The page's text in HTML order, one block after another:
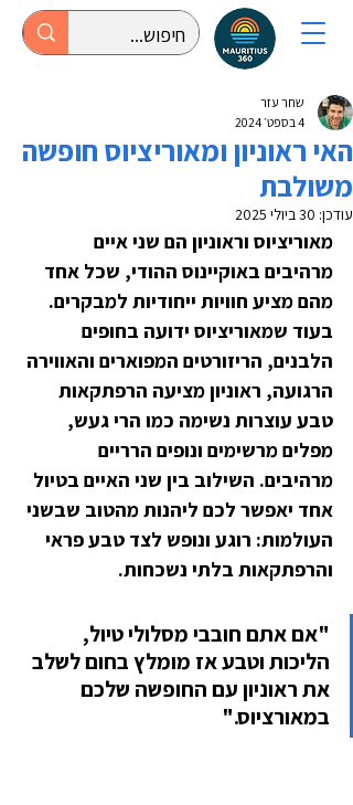
האי ראוניון ומאוריציוס חופשה
משולבת
שחר עזר
4 בספט׳ 2024
עודכן: 30 ביולי 2025
מאוריציוס וראוניון הם שני איים
מרהיבים באוקיינוס ההודי, שכל אחד
מהם מציע חוויות ייחודיות למבקרים.
בעוד שמאוריציוס ידועה בחופים
הלבנים, הריזורטים המפוארים והאווירה
הרגועה, ראוניון מציעה הרפתקאות
טבע עוצרות נשימה כמו הרי געש,
מפלים מרשימים ונופים הרריים
מרהיבים. השילוב בין שני האיים בטיול
אחד יאפשר לכם ליהנות מהטוב שבשני
העולמות: רוגע ונופש לצד טבע פראי
והרפתקאות בלתי נשכחות.
"אם אתם חובבי מסלולי טיול,
הליכות וטבע אז מומלץ בחום לשלב
את ראוניון עם החופשה שלכם
במאורציוס."